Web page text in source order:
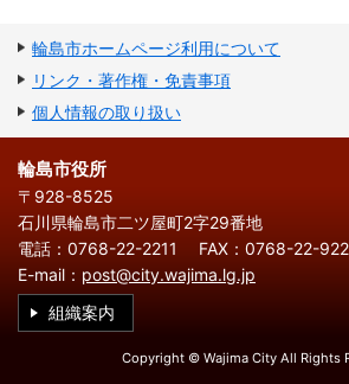
輪島市ホームページ利用について
リンク・著作権・免責事項
個人情報の取り扱い
輪島市役所
〒928-8525
石川県輪島市二ツ屋町2字29番地
電話：0768-22-2211
FAX：0768-22-
E-mail： post@city.wajima.lg.jp
組織案内
Copyright © Wajima City All Rights